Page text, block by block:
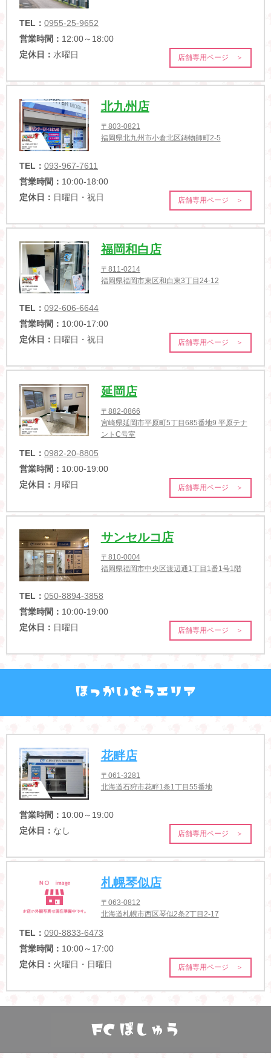
TEL： 0955-25-9652
営業時間： 12:00～18:00
定休日： 水曜日 店舗専用ページ ＞
北九州店
〒803-0821
福岡県北九州市小倉北区鋳物師町2-5
TEL： 093-967-7611
営業時間： 10:00-18:00
定休日： 日曜日・祝日 店舗専用ページ ＞
福岡和白店
〒811-0214
福岡県福岡市東区和白東3丁目24-12
TEL： 092-606-6644
営業時間： 10:00-17:00
定休日： 日曜日・祝日 店舗専用ページ ＞
延岡店
〒882-0866
宮崎県延岡市平原町5丁目685番地9 平原テナ
ントC号室
TEL： 0982-20-8805
営業時間： 10:00-19:00
定休日： 月曜日 店舗専用ページ ＞
サンセルコ店
〒810-0004
福岡県福岡市中央区渡辺通1丁目1番1号1階
TEL： 050-8894-3858
営業時間： 10:00-19:00
定休日： 日曜日 店舗専用ページ ＞
花畔店
〒061-3281
北海道石狩市花畔1条1丁目55番地
営業時間： 10:00～19:00
定休日： なし 店舗専用ページ ＞
札幌琴似店
〒063-0812
北海道札幌市西区琴似2条2丁目2-17
TEL： 090-8833-6473
営業時間： 10:00～17:00
定休日： 火曜日・日曜日 店舗専用ページ ＞